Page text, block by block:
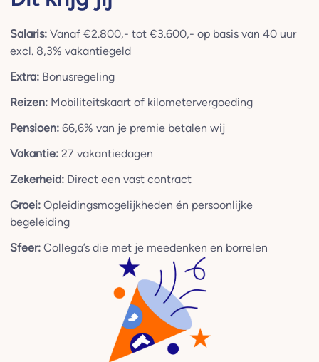
Salaris: Vanaf €2.800,- tot €3.600,- op basis van 40 uur
excl. 8,3% vakantiegeld
Extra: Bonusregeling
Reizen: Mobiliteitskaart of kilometervergoeding
Pensioen: 66,6% van je premie betalen wij
Vakantie: 27 vakantiedagen
Zekerheid: Direct een vast contract
Groei: Opleidingsmogelijkheden én persoonlijke
begeleiding
Sfeer: Collega’s die met je meedenken en borrelen